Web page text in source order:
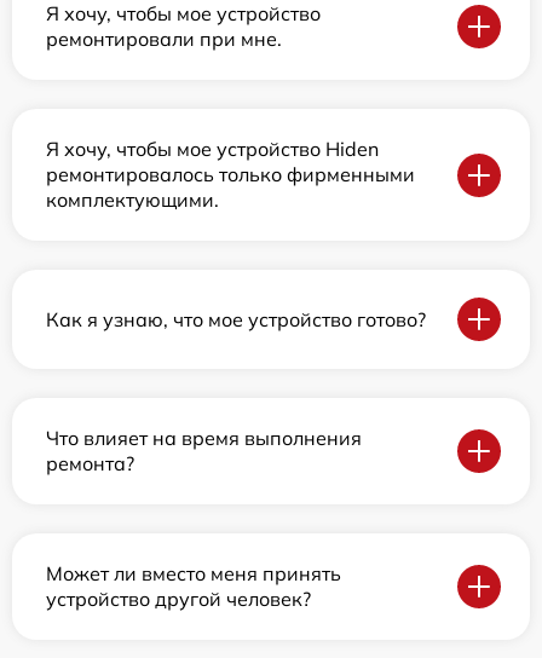
Я хочу, чтобы мое устройство
ремонтировали при мне.
Я хочу, чтобы мое устройство Hiden
ремонтировалось только фирменными
комплектующими.
Как я узнаю, что мое устройство готово?
Что влияет на время выполнения
ремонта?
Может ли вместо меня принять
устройство другой человек?